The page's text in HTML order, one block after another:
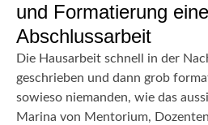
und Formatierung
Abschlussarbeit
Die Hausarbeit schnell in der
geschrieben und dann grob
sowieso niemanden, wie das
Marina von Mentorium,